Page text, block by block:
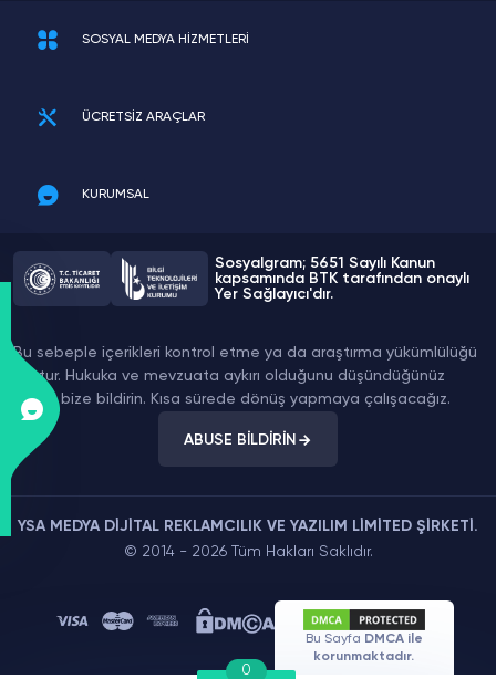
SOSYAL MEDYA HİZMETLERİ
ÜCRETSİZ ARAÇLAR
KURUMSAL
Sosyalgram; 5651 Sayılı Kanun
kapsamında BTK tarafından onaylı
Yer Sağlayıcı'dır.
Bu sebeple içerikleri kontrol etme ya da araştırma yükümlülüğü
yoktur. Hukuka ve mevzuata aykırı olduğunu düşündüğünüz
içeriği bize bildirin. Kısa sürede dönüş yapmaya çalışacağız.
ABUSE BİLDİRİN
YSA MEDYA DİJİTAL REKLAMCILIK VE YAZILIM LİMİTED ŞİRKETİ.
© 2014 - 2026 Tüm Hakları Saklıdır.
Bu Sayfa DMCA ile
korunmaktadır.
0